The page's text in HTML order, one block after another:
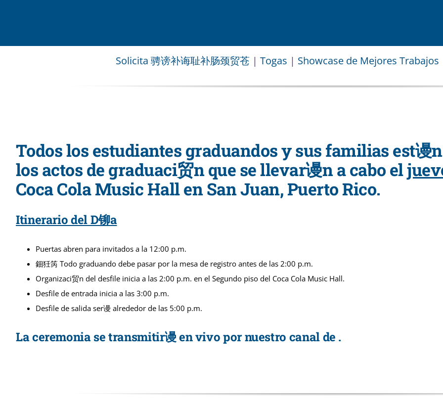
Solicita 骋谤补诲耻补肠颈贸苍 | Togas | Showcase de Mejores Trabajos
Todos los estudiantes graduandos y sus familias est
los actos de graduaci贸n que se llevar谩n a cabo el
Coca Cola Music Hall en San Juan, Puerto Rico.
Itinerario del D铆a
Puertas abren para invitados a la 12:00 p.m.
鈿狅笍 Todo graduando debe pasar por la mesa de registro antes de las 2:00 p.m.
Organizaci贸n del desfile inicia a las 2:00 p.m. en el Segundo piso del Coca Cola Music Hall.
Desfile de entrada inicia a las 3:00 p.m.
Desfile de salida ser谩 alrededor de las 5:00 p.m.
La ceremonia se transmitir谩 en vivo por nuestro canal de .